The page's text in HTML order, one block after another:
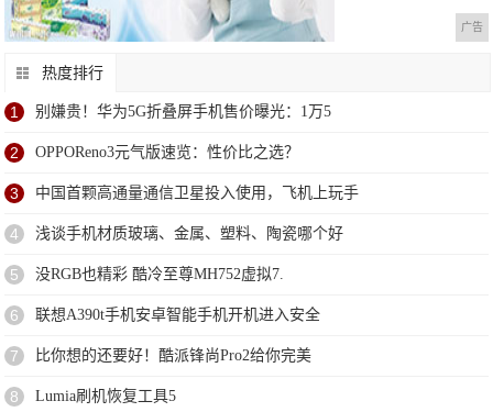
广告
热度排行
1 别嫌贵！华为5G折叠屏手机售价曝光：1万5
2 OPPOReno3元气版速览：性价比之选？
3 中国首颗高通量通信卫星投入使用，飞机上玩手
4 浅谈手机材质玻璃、金属、塑料、陶瓷哪个好
5 没RGB也精彩 酷冷至尊MH752虚拟7.
6 联想A390t手机安卓智能手机开机进入安全
7 比你想的还要好！酷派锋尚Pro2给你完美
8 Lumia刷机恢复工具5